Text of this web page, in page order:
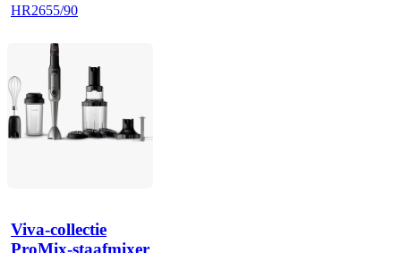
HR2655/90
Viva-collectie
ProMix-staafmixer